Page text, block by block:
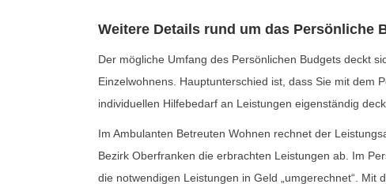
Weitere Details rund um das Persönliche
Der mögliche Umfang des Persönlichen Budgets deckt
Einzelwohnens. Hauptunterschied ist, dass Sie mit dem
individuellen Hilfebedarf an Leistungen eigenständig
Im Ambulanten Betreuten Wohnen rechnet der
Bezirk Oberfranken die erbrachten Leistungen ab. Im
die notwendigen Leistungen in Geld „umgerechnet“. Mit